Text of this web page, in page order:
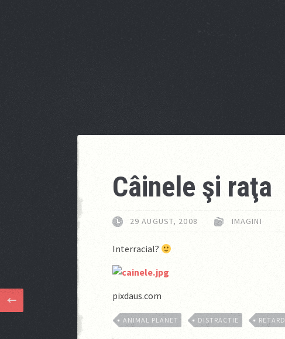
Câinele şi raţa
29 AUGUST, 2008 IMAGINI
Interracial?
pixdaus.com
ANIMAL PLANET DISTRACTIE RETARD